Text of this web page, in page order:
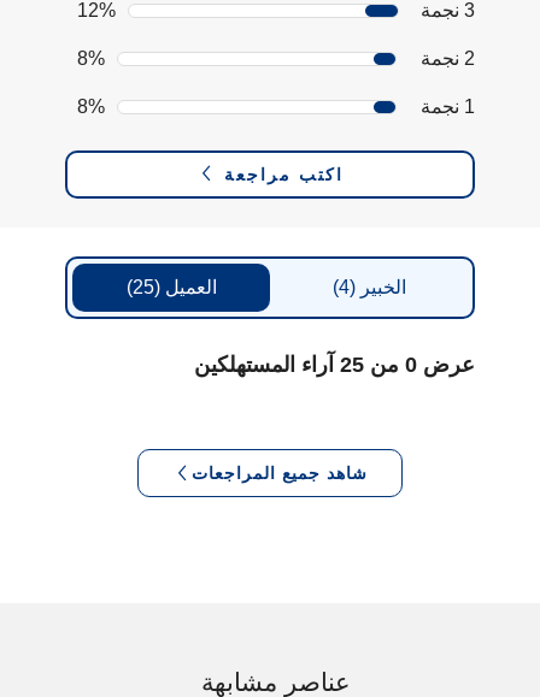
3 نجمة 12%
2 نجمة 8%
1 نجمة 8%
اكتب مراجعة
العميل(25) الخبير(4)
عرض 0 من 25 آراء المستهلكين
شاهد جميع المراجعات
عناصر مشابهة